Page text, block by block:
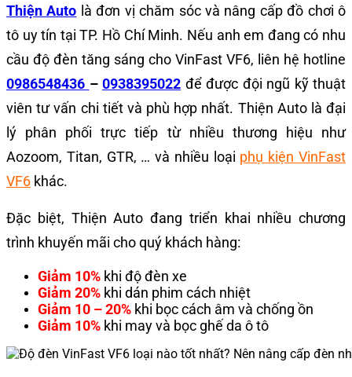
Thiện Auto là đơn vị chăm sóc và nâng cấp đồ chơi ô
tô uy tín tại TP. Hồ Chí Minh. Nếu anh em đang có nhu
cầu độ đèn tăng sáng cho VinFast VF6, liên hệ hotline
0986548436 – 0938395022 để được đội ngũ kỹ thuật
viên tư vấn chi tiết và phù hợp nhất. Thiện Auto là đại
lý phân phối trực tiếp từ nhiều thương hiệu như
Aozoom, Titan, GTR, … và nhiều loại phụ kiện VinFast
VF6 khác.
Đặc biệt, Thiện Auto đang triển khai nhiều chương
trình khuyến mãi cho quý khách hàng:
Giảm 10% khi độ đèn xe
Giảm 20% khi dán phim cách nhiệt
Giảm 10 – 20% khi bọc cách âm và chống ồn
Giảm 10% khi may và bọc ghế da ô tô